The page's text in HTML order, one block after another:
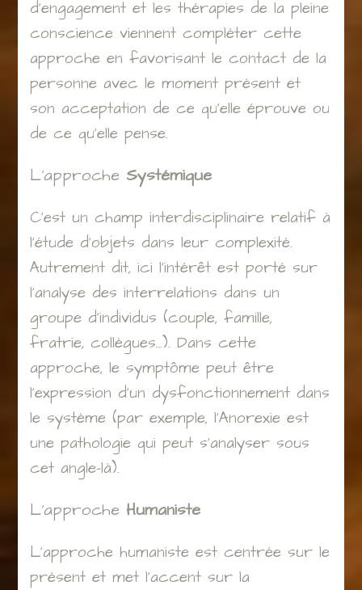
d’engagement et les thérapies de la pleine
conscience viennent compléter cette
approche en favorisant le contact de la
personne avec le moment présent et
son acceptation de ce qu’elle éprouve ou
de ce qu’elle pense.
L’approche Systémique
C’est un champ interdisciplinaire relatif à
l’étude d’objets dans leur complexité.
Autrement dit, ici l’intérêt est porté sur
l’analyse des interrelations dans un
groupe d’individus (couple, famille,
fratrie, collègues…). Dans cette
approche, le symptôme peut être
l’expression d’un dysfonctionnement dans
le système (par exemple, l’Anorexie est
une pathologie qui peut s’analyser sous
cet angle-là).
L’approche Humaniste
L’approche humaniste est centrée sur le
présent et met l’accent sur la